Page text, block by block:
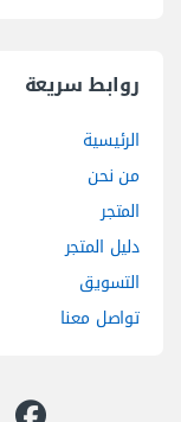
روابط سريعة
الرئيسية
من نحن
المتجر
دليل المتجر
التسويق
تواصل معنا